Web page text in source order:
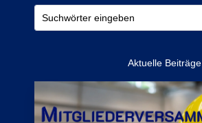
Aktuelle Beiträge